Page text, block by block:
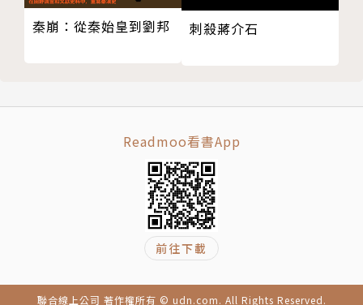
秦崩：從秦始皇到劉邦 刺殺蔣介石
Readmoo看書App
前往下載
聯合線上公司 著作權所有 © udn.com. All Rights Reserved.